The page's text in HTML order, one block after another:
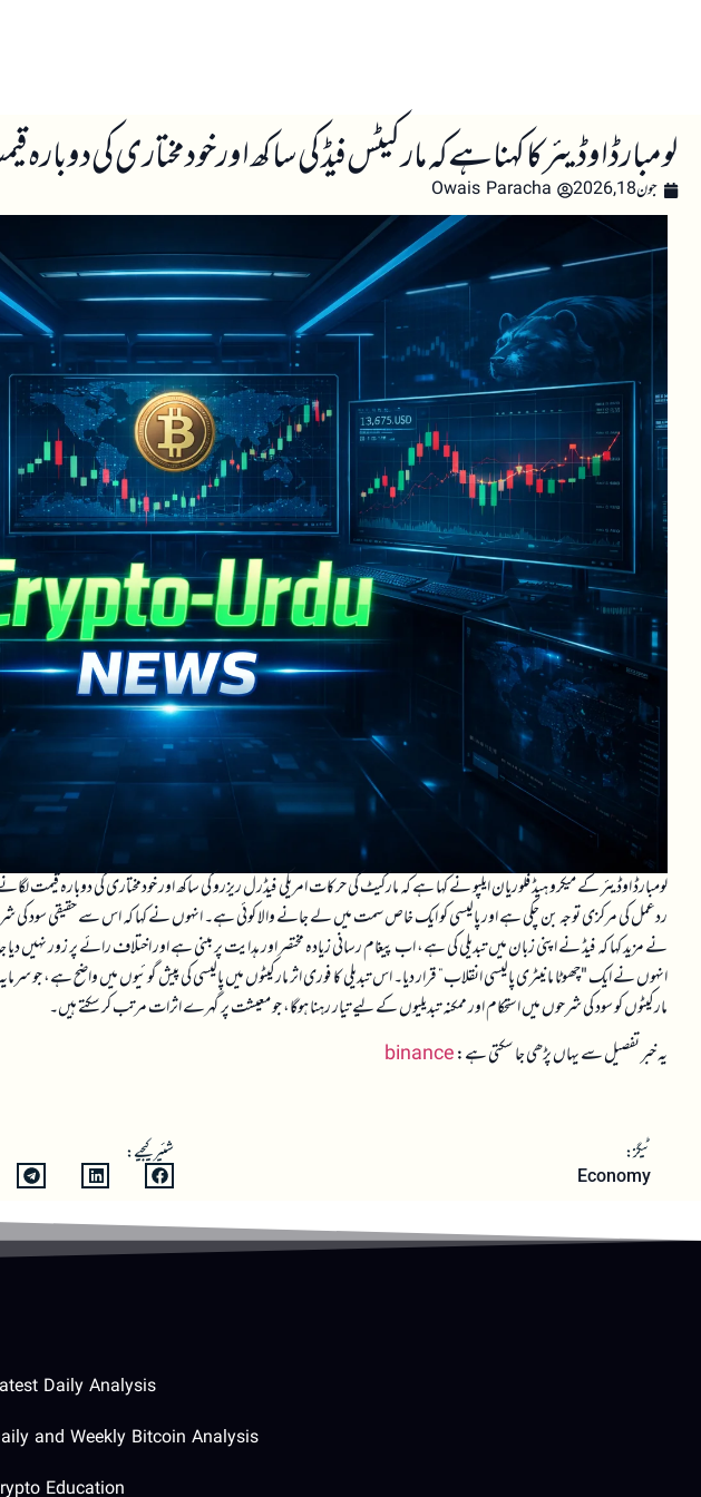
لومبارڈ اوڈیئر کا کہنا ہے کہ مارکیٹس فیڈ کی ساکھ اور خودمختاری کی
جون 18, 2026 Owais Paracha
لومبارڈ اوڈیئر کے میکرو ہیڈ فلوریان ایلپو نے کہا ہے کہ مارکیٹ کی حرکات امریکی فیڈرل ریزرو کی ساکھ اور خودمختاری کی دوبارہ قیمت
ردعمل کی مرکزی توجہ بن چکی ہے اور پالیسی کو ایک خاص سمت میں لے جانے والا کوئی ہے۔ انہوں نے کہا کہ اس سے حقیقی سود کی
نے مزید کہا کہ فیڈ نے اپنی زبان میں تبدیلی کی ہے، اب پیغام رسانی زیادہ مختصر اور ہدایت پر مبنی ہے اور اختلاف رائے پر زور نہیں
انہوں نے ایک "چھوٹا مانیٹری پالیسی انقلاب” قرار دیا۔ اس تبدیلی کا فوری اثر مارکیٹوں میں پالیسی کی پیش گوئیوں میں واضح
مارکیٹوں کو سود کی شرحوں میں استحکام اور ممکنہ تبدیلیوں کے لیے تیار رہنا ہوگا، جو معیشت پر گہرے اثرات مرتب کر سکتے ہیں۔
یہ خبر تفصیل سے یہاں پڑھی جا سکتی ہے:binance
ٹیگز:
Economy
شئیر کیجیے:
Daily Analysis
and Weekly Bitcoin Analysis
Education